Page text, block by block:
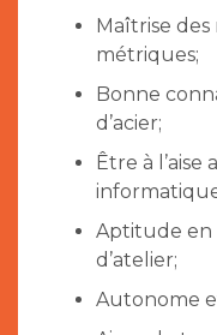
Maîtrise
métriques;
Bonne
d’acier;
Être à l’aise
Aptitude en
d’atelier;
Autonome